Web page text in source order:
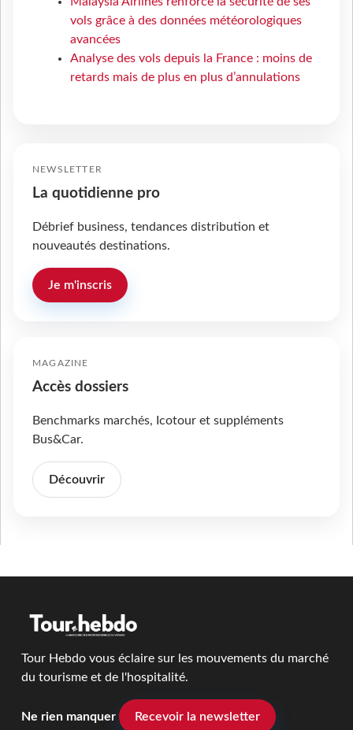
vols grâce à des données météorologiques
avancées
Analyse des vols depuis la France : moins de
retards mais de plus en plus d’annulations
NEWSLETTER
La quotidienne pro
Débrief business, tendances distribution et
nouveautés destinations.
Je m'inscris
MAGAZINE
Accès dossiers
Benchmarks marchés, Icotour et suppléments
Bus&Car.
Découvrir
Tour Hebdo vous éclaire sur les mouvements du marché
du tourisme et de l'hospitalité.
Ne rien manquer Recevoir la newsletter